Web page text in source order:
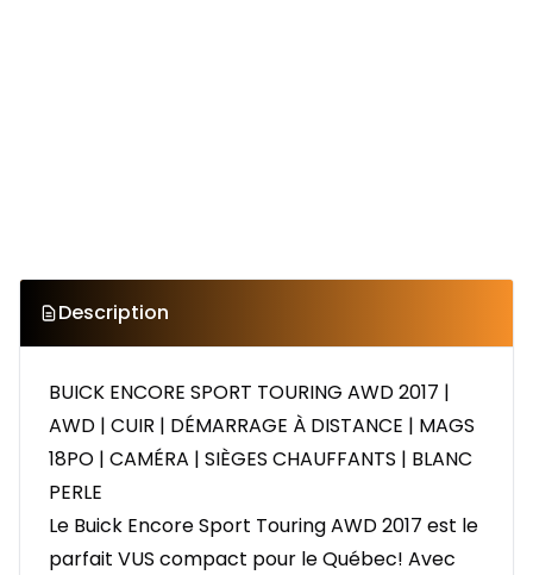
Description
BUICK ENCORE SPORT TOURING AWD 2017 |
AWD | CUIR | DÉMARRAGE À DISTANCE | MAGS
18PO | CAMÉRA | SIÈGES CHAUFFANTS | BLANC
PERLE
Le Buick Encore Sport Touring AWD 2017 est le
parfait VUS compact pour le Québec! Avec